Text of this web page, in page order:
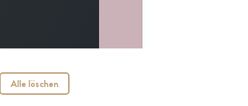
Alle löschen